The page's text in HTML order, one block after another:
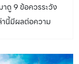
ย่างคือพอบ้าน
ว่าเดิมแม่เลยให้
ตบ้านของตัวเอง
ดู 9 ข้อควรระวัง
านี้มีผลต่อความ